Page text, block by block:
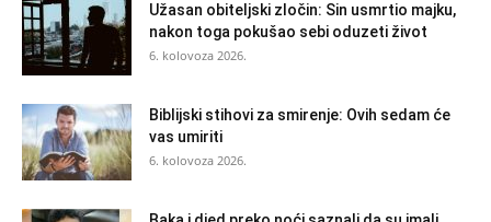
Užasan obiteljski zločin: Sin usmrtio majku,
nakon toga pokušao sebi oduzeti život
6. kolovoza 2026.
Biblijski stihovi za smirenje: Ovih sedam će
vas umiriti
6. kolovoza 2026.